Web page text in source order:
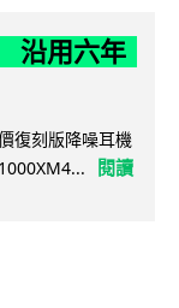
沿用六年
復刻版降噪耳機
閱讀